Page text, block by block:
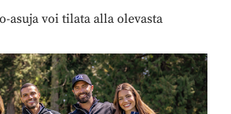
asuja voi tilata alla olevasta